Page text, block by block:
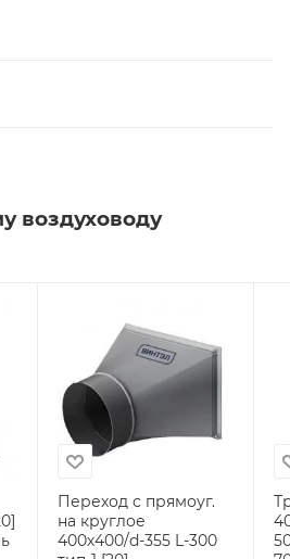
воздуховоду
Переход с прямоуг.
на круглое
400х400/d-355 L-300